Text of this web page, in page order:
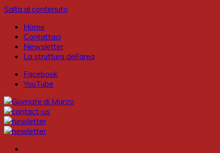
Salta al contenuto
Home
Contattaci
Newsletter
La struttura dell’area
Facebook
YouTube